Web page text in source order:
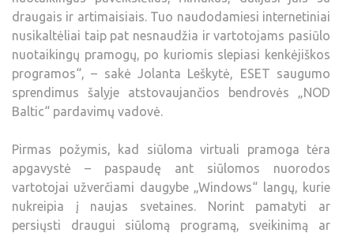
draugais ir artimaisiais. Tuo naudodamiesi internetiniai
nusikaltėliai taip pat nesnaudžia ir vartotojams pasiūlo
nuotaikingų pramogų, po kuriomis slepiasi kenkėjiškos
programos“, – sakė Jolanta Leškytė, ESET saugumo
sprendimus šalyje atstovaujančios bendrovės „NOD
Baltic“ pardavimų vadovė.
Pirmas požymis, kad siūloma virtuali pramoga tėra
apgavystė – paspaudę ant siūlomos nuorodos
vartotojai užverčiami daugybe „Windows“ langų, kurie
nukreipia į naujas svetaines. Norint pamatyti ar
persiųsti draugui siūlomą programą, sveikinimą ar